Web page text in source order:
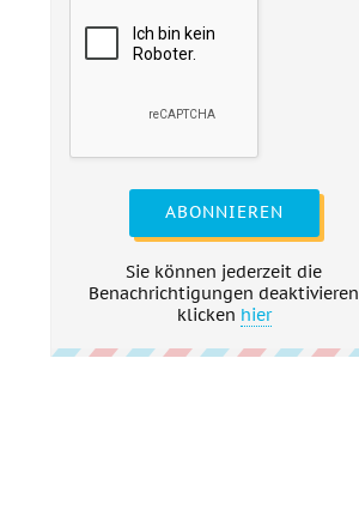
ABONNIEREN
Sie können jederzeit die
Benachrichtigungen deaktivieren
klicken hier